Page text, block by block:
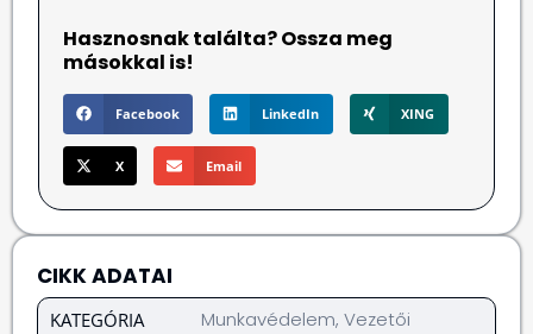
Hasznosnak találta? Ossza meg
másokkal is!
Facebook LinkedIn XING
X Email
CIKK ADATAI
KATEGÓRIA Munkavédelem,Vezetői